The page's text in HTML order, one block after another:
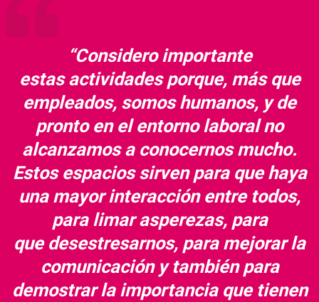
“Considero importante
estas actividades porque, más que
empleados, somos humanos, y de
pronto en el entorno laboral no
alcanzamos a conocernos mucho.
Estos espacios sirven para que haya
una mayor interacción entre todos,
para limar asperezas, para
que desestresarnos, para mejorar la
comunicación y también para
demostrar la importancia que tienen